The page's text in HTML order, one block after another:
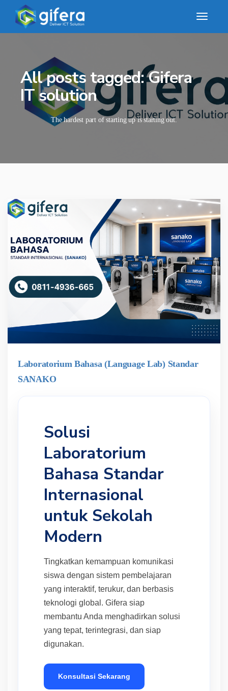
All posts tagged: Gifera
IT solution
The hardest part of starting up is starting out.
Laboratorium Bahasa (Language Lab) Standar
SANAKO
Solusi
Laboratorium
Bahasa Standar
Internasional
untuk Sekolah
Modern
Tingkatkan kemampuan komunikasi
siswa dengan sistem pembelajaran
yang interaktif, terukur, dan berbasis
teknologi global. Gifera siap
membantu Anda menghadirkan solusi
yang tepat, terintegrasi, dan siap
digunakan.
Konsultasi Sekarang